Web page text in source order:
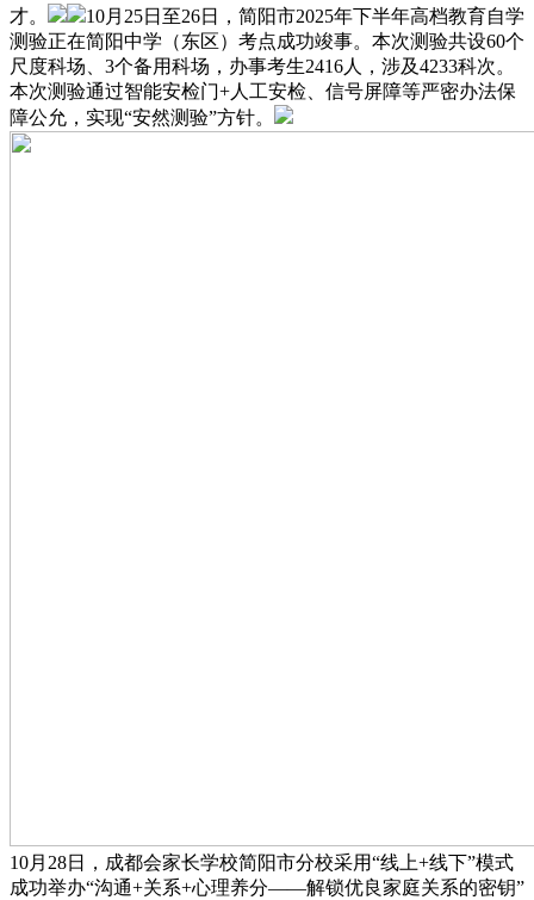
才。
10月25日至26日，简阳市2025年下半年高档教育自学
测验正在简阳中学（东区）考点成功竣事。本次测验共设60个
尺度科场、3个备用科场，办事考生2416人，涉及4233科次。
本次测验通过智能安检门+人工安检、信号屏障等严密办法保
障公允，实现“安然测验”方针。
10月28日，成都会家长学校简阳市分校采用“线上+线下”模式
成功举办“沟通+关系+心理养分——解锁优良家庭关系的密钥”